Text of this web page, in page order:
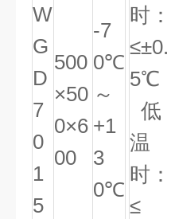
时：
≤±0.
5℃
低
温
时：
≤
W
G
D
7
0
1
5
500
×50
0×6
00
-7
0℃
～
+1
3
0℃